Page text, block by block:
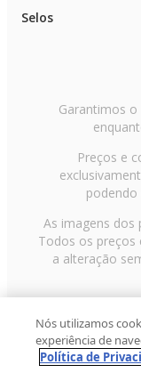
Selos
Garantimos
Preços e
podendo
As imagens dos
Todos os preços
a alteração
Paulo/SP, CEP
2013 Fast
Nós utilizamos
experiência de
Política de